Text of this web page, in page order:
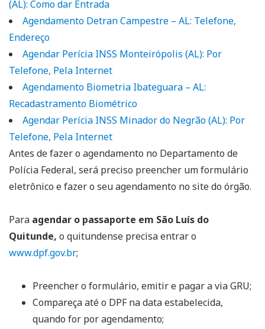
(AL): Como dar Entrada
Agendamento Detran Campestre – AL: Telefone,
Endereço
Agendar Perícia INSS Monteirópolis (AL): Por
Telefone, Pela Internet
Agendamento Biometria Ibateguara – AL:
Recadastramento Biométrico
Agendar Perícia INSS Minador do Negrão (AL): Por
Telefone, Pela Internet
Antes de fazer o agendamento no Departamento de
Polícia Federal, será preciso preencher um formulário
eletrônico e fazer o seu agendamento no site do órgão.
Para agendar o passaporte em São Luís do
Quitunde, o quitundense precisa entrar o
www.dpf.gov.br;
Preencher o formulário, emitir e pagar a via GRU;
Compareça até o DPF na data estabelecida,
quando for por agendamento;